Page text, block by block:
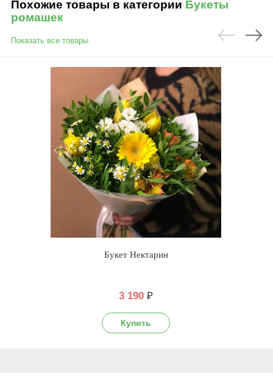
Похожие товары в категории Букеты
ромашек
Показать все товары
Букет Нектарин
3 190 ₽